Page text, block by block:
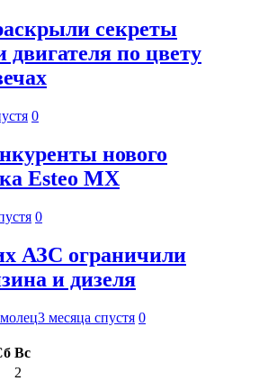
секреты
двигателя по цвету
0
нового
Esteo MX
0
АЗС ограничили
и дизеля
3 месяца спустя 0
Вс
2